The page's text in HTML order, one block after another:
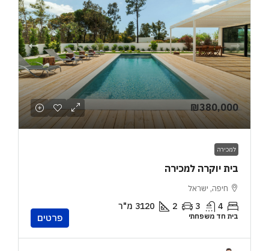
₪380,000
למכירה
בית יוקרה למכירה
חיפה, ישראל
4
3
2
3120 מ"ר
בית חד משפחתי פרטים